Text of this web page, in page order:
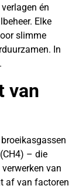
én
Elke
slimme
In
van
– die
van
af van factoren